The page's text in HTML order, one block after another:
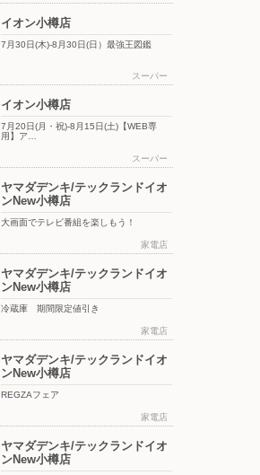
イオン小樽店
7月30日(木)-8月30日(日）最強王図鑑
スーパー
イオン小樽店
7月20日(月・祝)-8月15日(土)【WEB専
用】ア…
スーパー
ヤマダデンキ/テックランドイオ
ンNew小樽店
大画面でテレビ番組を楽しもう！
家電店
ヤマダデンキ/テックランドイオ
ンNew小樽店
冷蔵庫 期間限定値引き
家電店
ヤマダデンキ/テックランドイオ
ンNew小樽店
REGZAフェア
家電店
ヤマダデンキ/テックランドイオ
ンNew小樽店